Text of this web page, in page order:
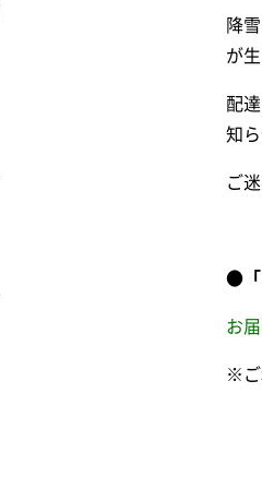
降
が
配
知
ご
●「
お
※ご